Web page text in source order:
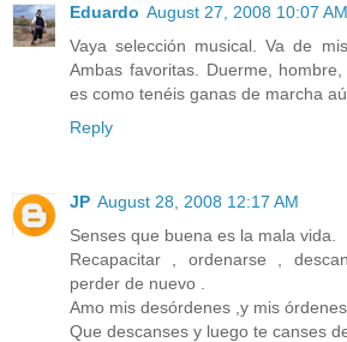
Eduardo August 27, 2008 10:07 AM
Vaya selección musical. Va de
Ambas favoritas. Duerme,
es como tenéis ganas de marcha
Reply
JP August 28, 2008 12:17 AM
Senses que buena es la mala vida.
Recapacitar , ordenarse ,
perder de nuevo .
Amo mis desórdenes ,y mis órdenes .
Que descanses y luego te canses